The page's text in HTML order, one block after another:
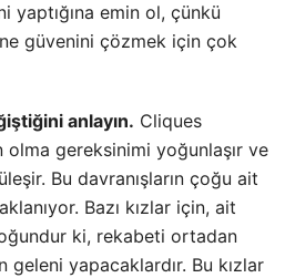
yaptığına emin ol, çünkü
güvenini çözmek için çok
anlayın. Cliques
gereksinimi yoğunlaşır ve
Bu davranışların çoğu ait
Bazı kızlar için, ait
ki, rekabeti ortadan
geleni yapacaklardır. Bu kızlar